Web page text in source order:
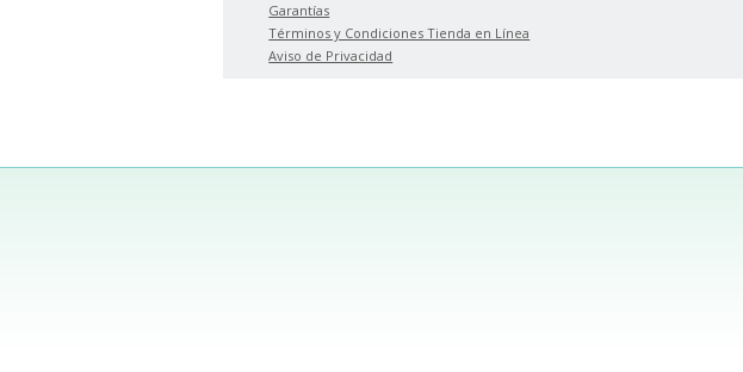
Garantías
Términos y Condiciones Tienda en Línea
Aviso de Privacidad